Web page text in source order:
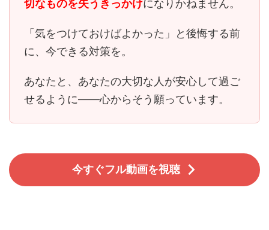
切なものを失うきっかけになりかねません。
「気をつけておけばよかった」と後悔する前
に、今できる対策を。
あなたと、あなたの大切な人が安心して過ご
せるように――心からそう願っています。
今すぐフル動画を視聴